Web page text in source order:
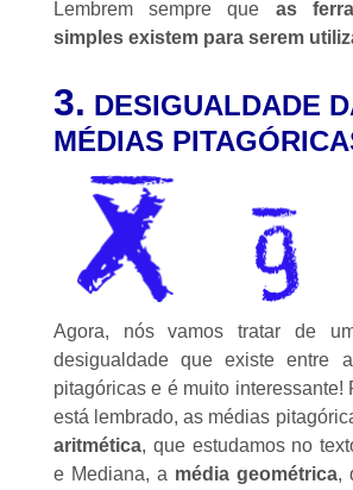
Lembrem sempre que as
simples existem para serem
3. DESIGUALDADE
MÉDIAS
Agora, nós vamos tratar de
desigualdade que existe entre
pitagóricas e é muito interessante!
está lembrado, as médias
aritmética, que estudamos no
e Mediana, a média geométrica,